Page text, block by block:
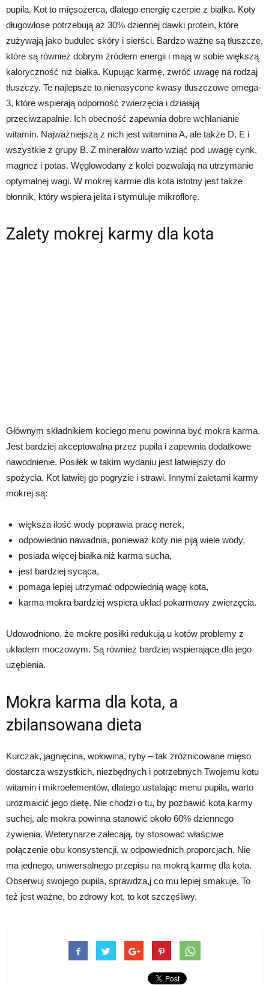
pupila. Kot to mięsożerca, dlatego energię czerpie z białka. Koty
długowłose potrzebują aż 30% dziennej dawki protein, które
zużywają jako budulec skóry i sierści. Bardzo ważne są tłuszcze,
które są również dobrym źródłem energii i mają w sobie większą
kaloryczność niż białka. Kupując karmę, zwróć uwagę na rodzaj
tłuszczy. Te najlepsze to nienasycone kwasy tłuszczowe omega-
3, które wspierają odporność zwierzęcia i działają
przeciwzapalnie. Ich obecność zapewnia dobre wchłanianie
witamin. Najważniejszą z nich jest witamina A, ale także D, E i
wszystkie z grupy B. Z minerałów warto wziąć pod uwagę cynk,
magnez i potas. Węglowodany z kolei pozwalają na utrzymanie
optymalnej wagi. W mokrej karmie dla kota istotny jest także
błonnik, który wspiera jelita i stymuluje mikroflorę.
Zalety mokrej karmy dla kota
Głównym składnikiem kociego menu powinna być mokra karma.
Jest bardziej akceptowalna przez pupila i zapewnia dodatkowe
nawodnienie. Posiłek w takim wydaniu jest łatwiejszy do
spożycia. Kot łatwiej go pogryzie i strawi. Innymi zaletami karmy
mokrej są:
większa ilość wody poprawia pracę nerek,
odpowiednio nawadnia, ponieważ koty nie piją wiele wody,
posiada więcej białka niż karma sucha,
jest bardziej sycąca,
pomaga lepiej utrzymać odpowiednią wagę kota,
karma mokra bardziej wspiera układ pokarmowy zwierzęcia.
Udowodniono, że mokre posiłki redukują u kotów problemy z
układem moczowym. Są również bardziej wspierające dla jego
uzębienia.
Mokra karma dla kota, a
zbilansowana dieta
Kurczak, jagnięcina, wołowina, ryby – tak zróżnicowane mięso
dostarcza wszystkich, niezbędnych i potrzebnych Twojemu kotu
witamin i mikroelementów, dlatego ustalając menu pupila, warto
urozmaicić jego dietę. Nie chodzi o tu, by pozbawić kota karmy
suchej, ale mokra powinna stanowić około 60% dziennego
żywienia. Weterynarze zalecają, by stosować właściwe
połączenie obu konsystencji, w odpowiednich proporcjach. Nie
ma jednego, uniwersalnego przepisu na mokrą karmę dla kota.
Obserwuj swojego pupila, sprawdza,j co mu lepiej smakuje. To
też jest ważne, bo zdrowy kot, to kot szczęśliwy.